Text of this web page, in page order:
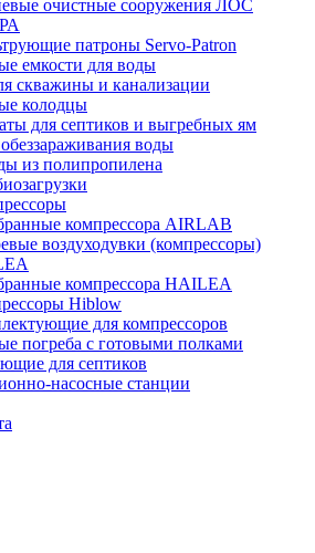
очистные сооружения ЛОС
патроны Servo-Patron
емкости для воды
скважины и канализации
колодцы
для септиков и выгребных ям
воды
из полипропилена
компрессора AIRLAB
воздуходувки (компрессоры)
компрессора HAILEA
Hiblow
для компрессоров
погреба с готовыми полками
для септиков
насосные станции